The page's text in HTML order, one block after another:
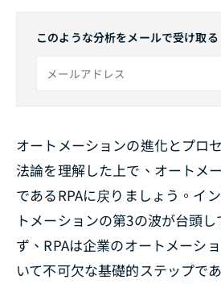
このような分析をメールで受け取る
オートメーションの進化とプロ
法論を理解した上で、オートメ
であるRPAに戻りましょう。イ
トメーションの第3の波が台頭
ず、RPAは企業のオートメーシ
いて不可欠な基礎的ステップで